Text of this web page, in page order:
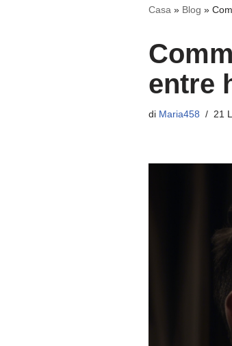
Casa» Blog »
entre
di Maria458 21